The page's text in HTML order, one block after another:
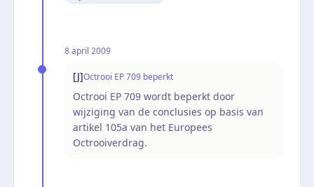
8 april 2009
[J]Octrooi EP 709 beperkt
Octrooi EP 709 wordt beperkt door
wijziging van de conclusies op basis van
artikel 105a van het Europees
Octrooiverdrag.